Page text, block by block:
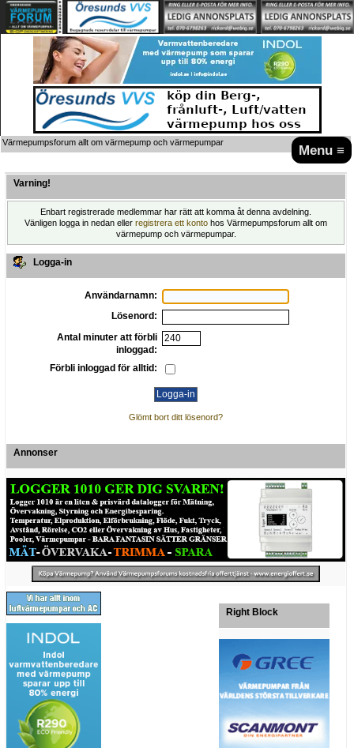
Menu ≡
Värmepumpsforum allt om värmepump och värmepumpar
Varning!
Enbart registrerade medlemmar har rätt att komma åt denna avdelning.
Vänligen logga in nedan eller registrera ett konto hos Värmepumpsforum allt om
värmepump och värmepumpar.
Logga-in
Användarnamn:
Lösenord:
Antal minuter att förbli
inloggad:
Förbli inloggad för alltid:
Glömt bort ditt lösenord?
Annonser
Right Block